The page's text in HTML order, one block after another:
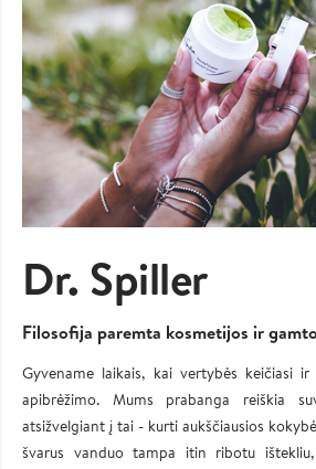
Dr. Spiller
Filosofija paremta kosmetijos ir
Gyvename laikais, kai vertybės keičiasi
apibrėžimo. Mums prabanga reiškia
atsižvelgiant į tai - kurti aukščiausios
švarus vanduo tampa itin ribotu